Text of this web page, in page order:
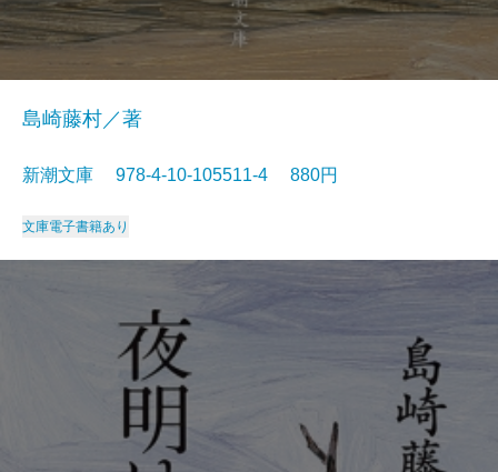
島崎藤村／著
新潮文庫 978-4-10-105511-4 880円
文庫電子書籍あり